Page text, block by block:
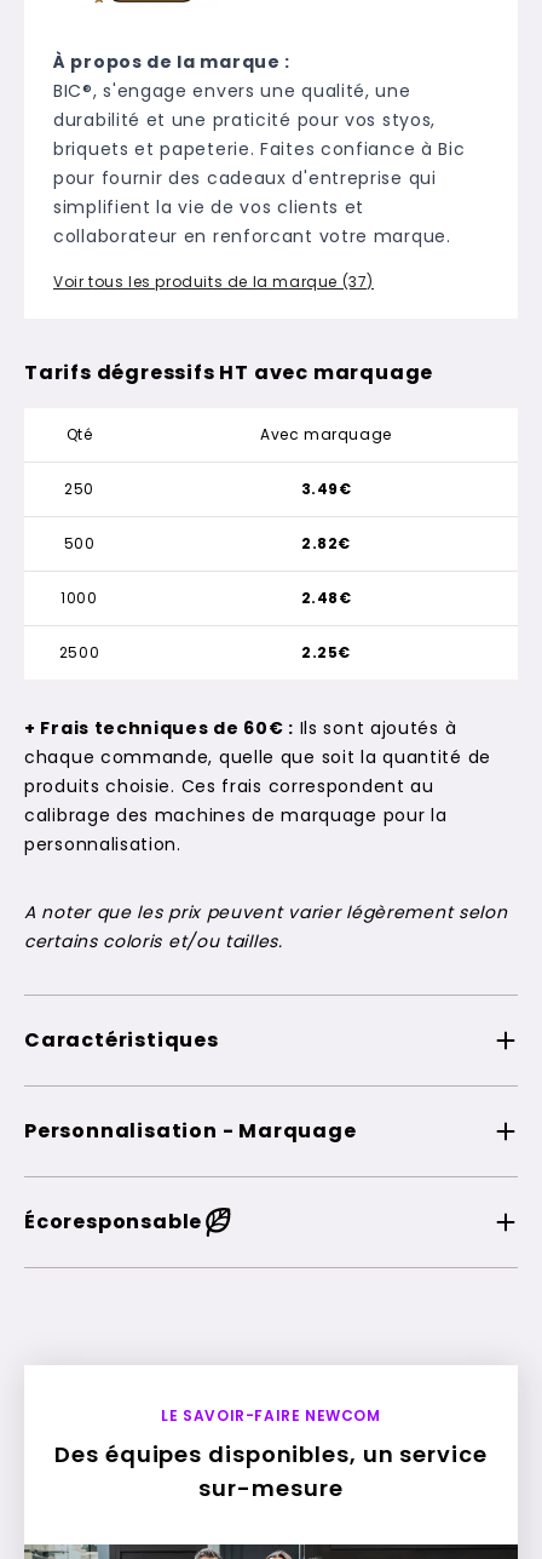
À propos de la marque :
BIC®, s'engage envers une qualité, une
durabilité et une praticité pour vos styos,
briquets et papeterie. Faites confiance à Bic
pour fournir des cadeaux d'entreprise qui
simplifient la vie de vos clients et
collaborateur en renforcant votre marque.
Voir tous les produits de la marque (37)
Tarifs dégressifs HT avec marquage
Qté Avec marquage
250
500
1000
2500
3.49€
2.82€
2.48€
2.25€
+ Frais techniques de 60€ : Ils sont ajoutés à
chaque commande, quelle que soit la quantité de
produits choisie. Ces frais correspondent au
calibrage des machines de marquage pour la
personnalisation.
A noter que les prix peuvent varier légèrement selon
certains coloris et/ou tailles.
Caractéristiques
Personnalisation - Marquage
Écoresponsable
LE SAVOIR-FAIRE NEWCOM
Des équipes disponibles, un service
sur-mesure